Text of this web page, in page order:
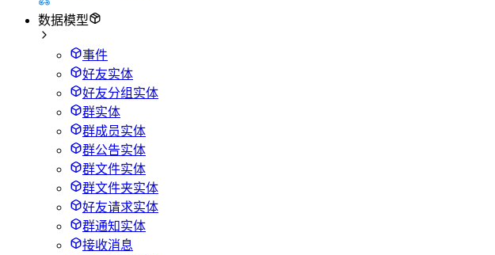
数据模型
事件
好友实体
好友分组实体
群实体
群成员实体
群公告实体
群文件实体
群文件夹实体
好友请求实体
群通知实体
接收消息